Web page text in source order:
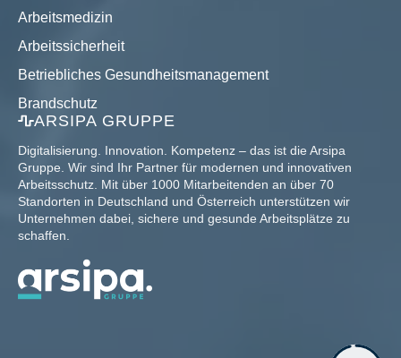
Arbeitsmedizin
Arbeitssicherheit
Betriebliches Gesundheitsmanagement
Brandschutz
ARSIPA GRUPPE
Digitalisierung. Innovation. Kompetenz – das ist die Arsipa
Gruppe. Wir sind Ihr Partner für modernen und innovativen
Arbeitsschutz. Mit über 1000 Mitarbeitenden an über 70
Standorten in Deutschland und Österreich unterstützen wir
Unternehmen dabei, sichere und gesunde Arbeitsplätze zu
schaffen.